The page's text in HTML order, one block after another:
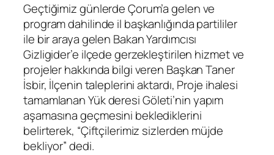
Geçtiğimiz günlerde Çorum’a gelen ve
program dahilinde il başkanlığında partililer
ile bir araya gelen Bakan Yardımcısı
Gizligider’e ilçede gerzekleştirilen hizmet ve
projeler hakkında bilgi veren Başkan Taner
İsbir, İlçenin taleplerini aktardı, Proje ihalesi
tamamlananYük deresi Göleti’nin yapım
aşamasına geçmesini beklediklerini
belirterek, “Çiftçilerimiz sizlerden müjde
bekliyor” dedi.